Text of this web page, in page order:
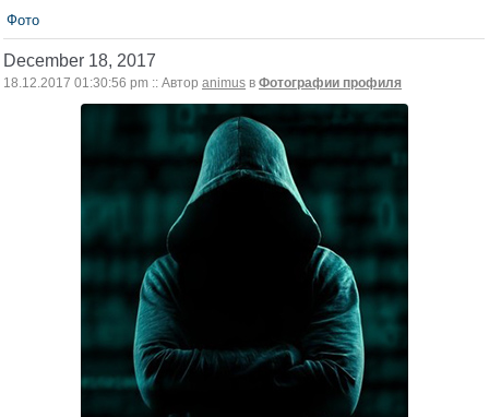
Фото
December 18, 2017
18.12.2017 01:30:56 pm :: Автор animus в Фотографии профиля